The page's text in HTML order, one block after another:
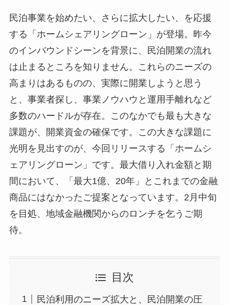
民泊事業を始めたい、さらに拡大したい、を応援
する「ホームシェアリングローン」が登場。昨今
のインバウンドシーンを背景に、民泊開業の流れ
は止まるところを知りません。これらのニーズの
高まりはあるものの、実際に開業しようと思う
と、事業者探し、事業ノウハウと運用手離れなど
多数のハードルが存在。このなかでも最も大きな
課題が、開業資金の確保です。この大きな課題に
光明を見出すのが、今回リリースする「ホームシ
ェアリングローン」です。最大借り入れ金額と期
間において、「最大1億、20年」とこれまでの金融
商品にはなかったご提案となっています。2月中旬
を目処、地域金融機関からのロンチを乞うご期
待。
目次
民泊利用のニーズ拡大と、民泊開業の圧